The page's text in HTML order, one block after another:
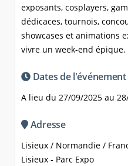
exposants, cosplayers,
dédicaces, tournois,
showcases et animations
vivre un week-end épique.
Dates de l'événement
A lieu du 27/09/2025 au
Adresse
Lisieux / Normandie /
Lisieux - Parc Expo